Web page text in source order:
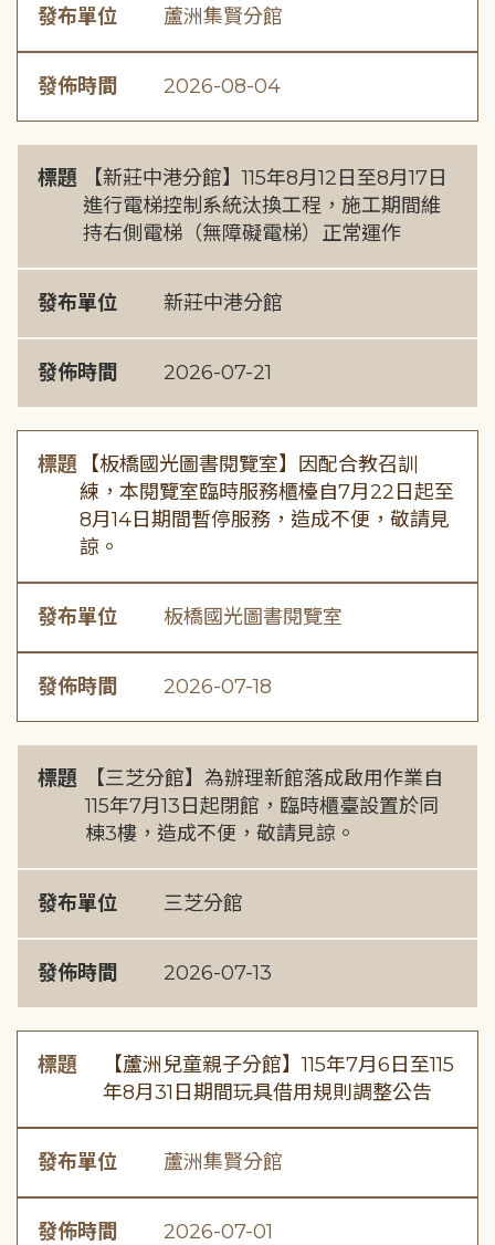
發布單位 蘆洲集賢分館
發佈時間 2026-08-04
標題
【新莊中港分館】115年8月12日至8月17日
進行電梯控制系統汰換工程，施工期間維
持右側電梯（無障礙電梯）正常運作
發布單位 新莊中港分館
發佈時間 2026-07-21
標題
【板橋國光圖書閱覽室】因配合教召訓
練，本閱覽室臨時服務櫃檯自7月22日起至
8月14日期間暫停服務，造成不便，敬請見
諒。
發布單位 板橋國光圖書閱覽室
發佈時間 2026-07-18
標題
【三芝分館】為辦理新館落成啟用作業自
115年7月13日起閉館，臨時櫃臺設置於同
棟3樓，造成不便，敬請見諒。
發布單位 三芝分館
發佈時間 2026-07-13
標題
【蘆洲兒童親子分館】115年7月6日至115
年8月31日期間玩具借用規則調整公告
發布單位 蘆洲集賢分館
發佈時間 2026-07-01